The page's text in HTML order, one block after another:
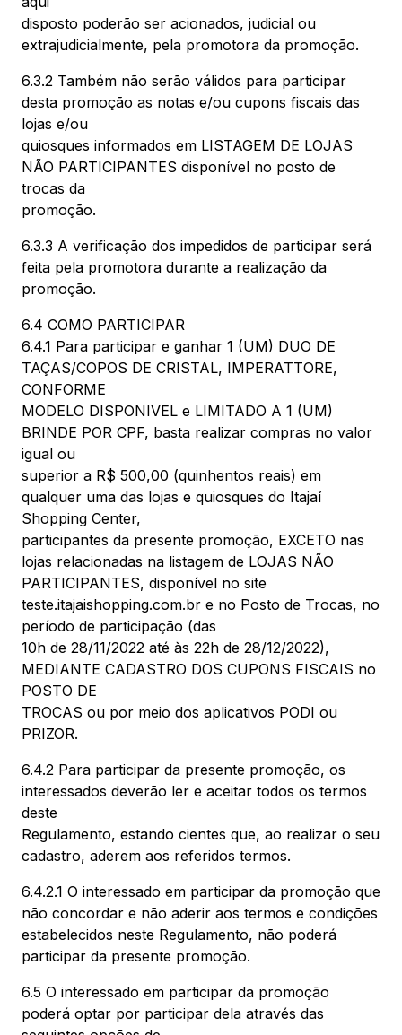
disposto poderão ser acionados, judicial ou
extrajudicialmente, pela promotora da promoção.
6.3.2 Também não serão válidos para participar
desta promoção as notas e/ou cupons fiscais das
lojas e/ou
quiosques informados em LISTAGEM DE LOJAS
NÃO PARTICIPANTES disponível no posto de
trocas da
promoção.
6.3.3 A verificação dos impedidos de participar será
feita pela promotora durante a realização da
promoção.
6.4 COMO PARTICIPAR
6.4.1 Para participar e ganhar 1 (UM) DUO DE
TAÇAS/COPOS DE CRISTAL, IMPERATTORE,
CONFORME
MODELO DISPONIVEL e LIMITADO A 1 (UM)
BRINDE POR CPF, basta realizar compras no valor
igual ou
superior a R$ 500,00 (quinhentos reais) em
qualquer uma das lojas e quiosques do Itajaí
Shopping Center,
participantes da presente promoção, EXCETO nas
lojas relacionadas na listagem de LOJAS NÃO
PARTICIPANTES, disponível no site
teste.itajaishopping.com.br e no Posto de Trocas, no
período de participação (das
10h de 28/11/2022 até às 22h de 28/12/2022),
MEDIANTE CADASTRO DOS CUPONS FISCAIS no
POSTO DE
TROCAS ou por meio dos aplicativos PODI ou
PRIZOR.
6.4.2 Para participar da presente promoção, os
interessados deverão ler e aceitar todos os termos
deste
Regulamento, estando cientes que, ao realizar o seu
cadastro, aderem aos referidos termos.
6.4.2.1 O interessado em participar da promoção que
não concordar e não aderir aos termos e condições
estabelecidos neste Regulamento, não poderá
participar da presente promoção.
6.5 O interessado em participar da promoção
poderá optar por participar dela através das